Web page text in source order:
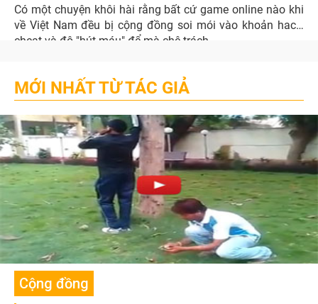
Có một chuyện khôi hài rằng bất cứ game online nào khi
về Việt Nam đều bị cộng đồng soi mói vào khoản hack,
cheat và độ "hút máu" để mà chê trách.
MỚI NHẤT TỪ TÁC GIẢ
Cộng đồng